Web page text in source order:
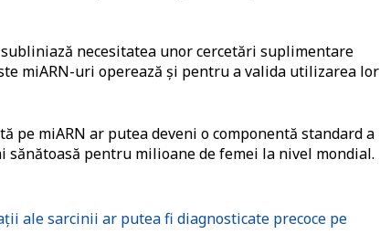
necesitatea unor cercetări suplimentare
miARN-uri operează și pentru a valida utilizarea lor
pe miARN ar putea deveni o componentă standard a
pentru milioane de femei la nivel mondial.
ale sarcinii ar putea fi diagnosticate precoce pe